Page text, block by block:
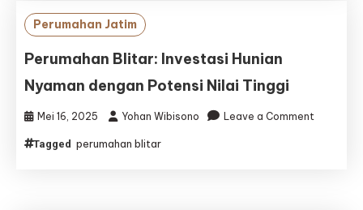
Perumahan Jatim
Perumahan Blitar: Investasi Hunian
Nyaman dengan Potensi Nilai Tinggi
Mei 16, 2025 Yohan Wibisono Leave a Comment
Tagged perumahan blitar